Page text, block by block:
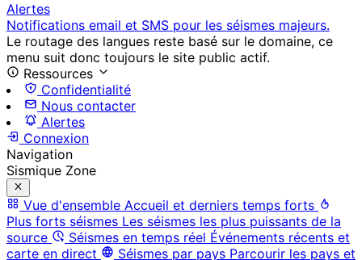
Alertes
Notifications email et SMS pour les séismes majeurs.
Le routage des langues reste basé sur le domaine, ce
menu suit donc toujours le site public actif.
Ressources
Confidentialité
Nous contacter
Alertes
Connexion
Navigation
Sismique Zone
Vue d'ensemble Accueil et derniers temps forts
Plus forts séismes Les séismes les plus puissants de la
source
Séismes en temps réel Événements récents et
carte en direct
Séismes par pays Parcourir les pays et